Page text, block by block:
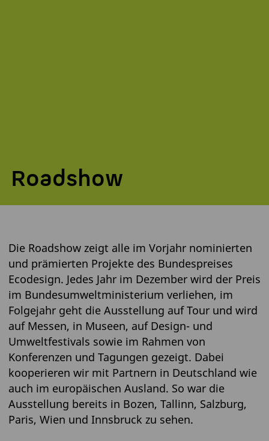
Roadshow
Die Roadshow zeigt alle im Vorjahr nominierten
und prämierten Projekte des Bundespreises
Ecodesign. Jedes Jahr im Dezember wird der Preis
im Bundesumweltministerium verliehen, im
Folgejahr geht die Ausstellung auf Tour und wird
auf Messen, in Museen, auf Design- und
Umweltfestivals sowie im Rahmen von
Konferenzen und Tagungen gezeigt. Dabei
kooperieren wir mit Partnern in Deutschland wie
auch im europäischen Ausland. So war die
Ausstellung bereits in Bozen, Tallinn, Salzburg,
Paris, Wien und Innsbruck zu sehen.